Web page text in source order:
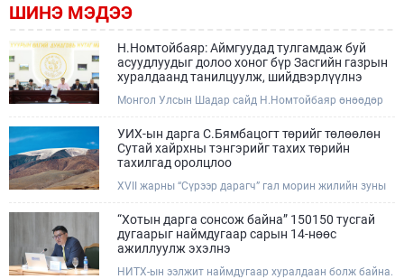
ШИНЭ МЭДЭЭ
Н.Номтойбаяр: Аймгуудад тулгамдаж буй
асуудлуудыг долоо хоног бүр Засгийн газрын
хуралдаанд танилцуулж, шийдвэрлүүлнэ
Монгол Улсын Шадар сайд Н.Номтойбаяр өнөөдөр
сайдын 10 дугаар албан даалгавар, Улсын Онцгой
комиссын даргын 3 дугаар тушаалын хүрээнд
Өмнөговь аймагт байгаль орчин, уул уурхайн 358
зөрчил илрүүлж, 200 гаруйг нь арилгуулаад байна.
УИХ-ын дарга С.Бямбацогт төрийг төлөөлөн
Сутай хайрхны тэнгэрийг тахих төрийн
тахилгад оролцлоо
XVII жарны “Сүрээр дарагч” гал морин жилийн зуны
өдөр /2026.08.06/ Сутай хайрхны тэнгэрийг тайх
төрийн тахилга боллоо.
“Хотын дарга сонсож байна” 150150 тусгай
дугаарыг наймдугаар сарын 14-нөөс
ажиллуулж эхэлнэ
НИТХ-ын ээлжит наймдугаар хуралдаан болж байна.